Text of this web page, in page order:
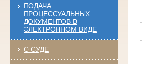
ПОДАЧА
ПРОЦЕССУАЛЬНЫХ
ДОКУМЕНТОВ В
ЭЛЕКТРОННОМ ВИДЕ
О СУДЕ